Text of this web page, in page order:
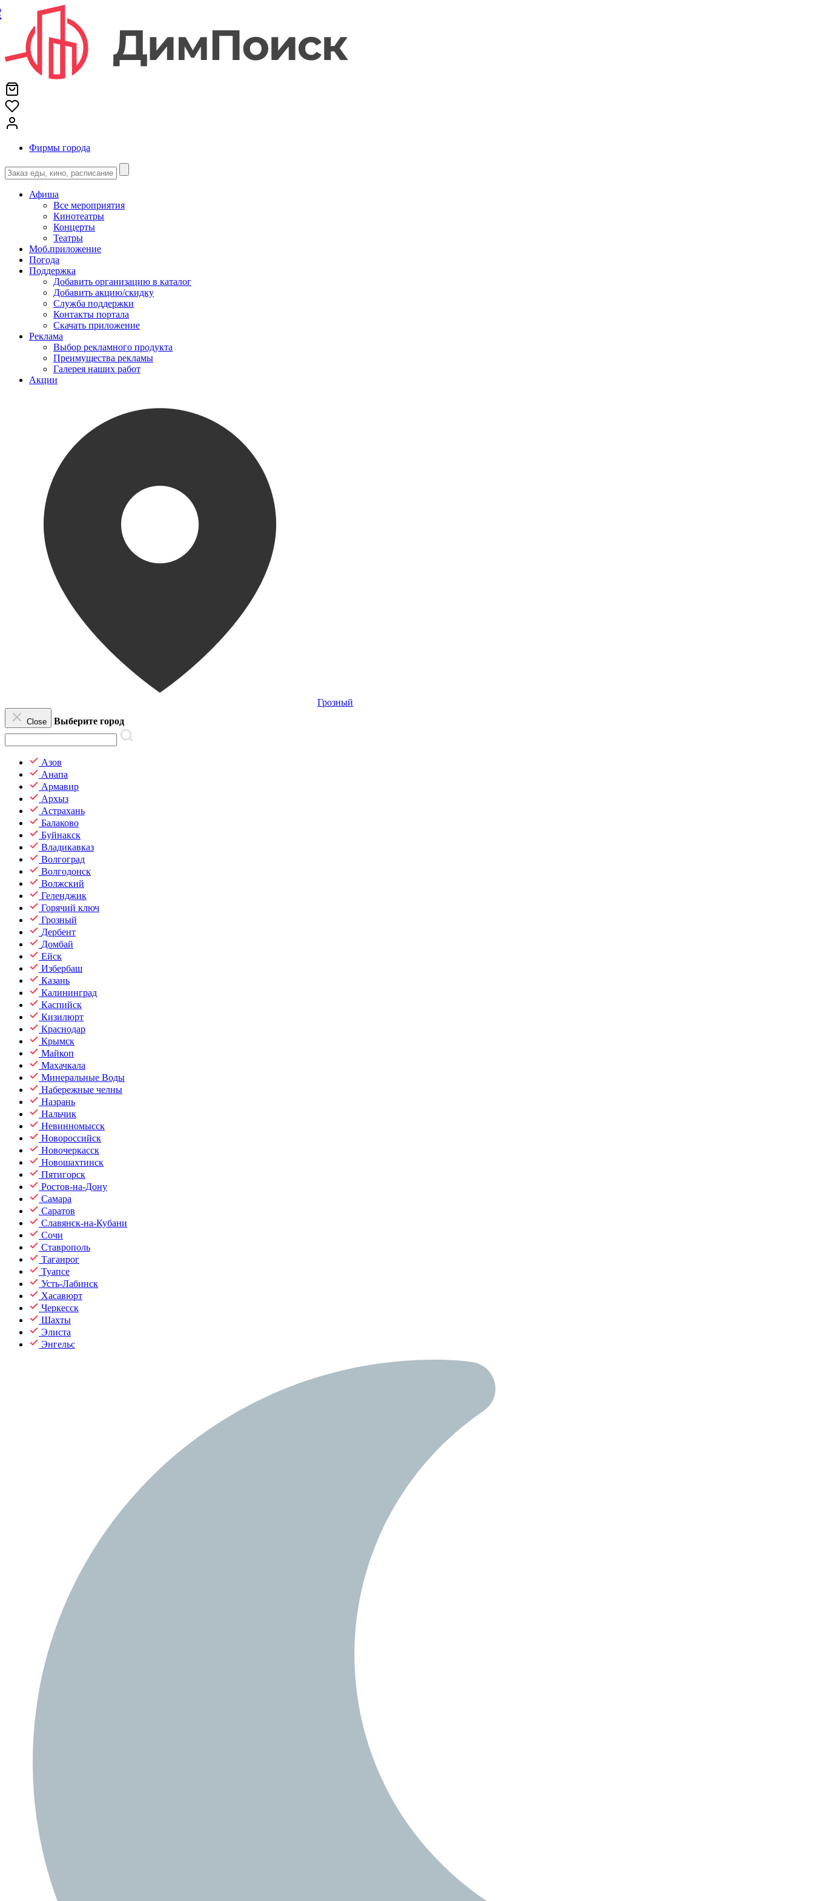
Фирмы города
Афиша
Все мероприятия
Кинотеатры
Концерты
Театры
Моб.приложение
Погода
Поддержка
Добавить организацию в каталог
Добавить акцию/скидку
Служба поддержки
Контакты портала
Скачать приложение
Реклама
Выбор рекламного продукта
Преимущества рекламы
Галерея наших работ
Акции
Грозный
Close Выберите город
Азов
Анапа
Армавир
Архыз
Астрахань
Балаково
Буйнакск
Владикавказ
Волгоград
Волгодонск
Волжский
Геленджик
Горячий ключ
Грозный
Дербент
Домбай
Ейск
Избербаш
Казань
Калининград
Каспийск
Кизилюрт
Краснодар
Крымск
Майкоп
Махачкала
Минеральные Воды
Набережные челны
Назрань
Нальчик
Невинномысск
Новороссийск
Новочеркасск
Новошахтинск
Пятигорск
Ростов-на-Дону
Самара
Саратов
Славянск-на-Кубани
Сочи
Ставрополь
Таганрог
Туапсе
Усть-Лабинск
Хасавюрт
Черкесск
Шахты
Элиста
Энгельс